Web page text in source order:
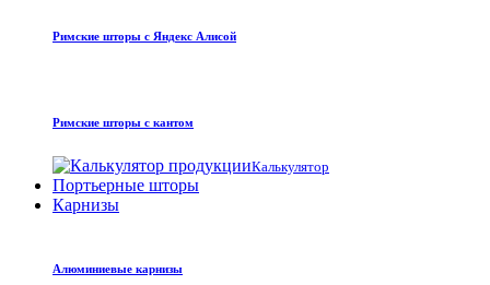
Римские шторы с Яндекс Алисой
Римские шторы с кантом
Калькулятор
Портьерные шторы
Карнизы
Алюминиевые карнизы